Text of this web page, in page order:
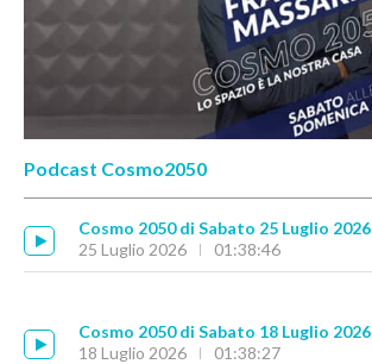
Podcast Cosmo2050
Cosmo 2050 di Sabato 25 Luglio 2026
25 Luglio 2026
01:38:46
Cosmo 2050 di Sabato 18 Luglio 2026
18 Luglio 2026
01:38:27